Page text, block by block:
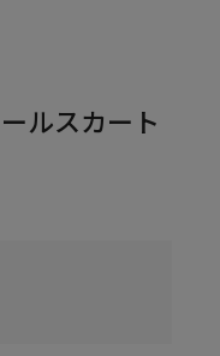
ルスカート